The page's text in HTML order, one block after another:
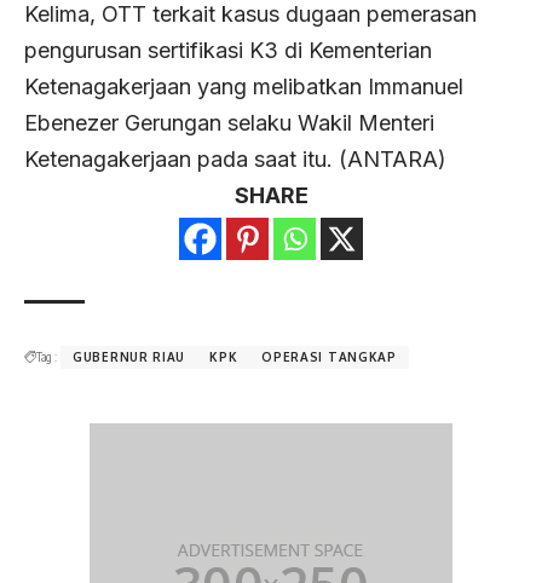
Kelima, OTT terkait kasus dugaan pemerasan
pengurusan sertifikasi K3 di Kementerian
Ketenagakerjaan yang melibatkan Immanuel
Ebenezer Gerungan selaku Wakil Menteri
Ketenagakerjaan pada saat itu. (ANTARA)
SHARE
Tag : GUBERNUR RIAU KPK OPERASI TANGKAP